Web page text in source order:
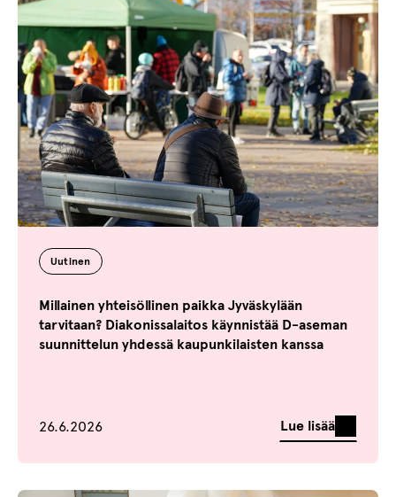
Uutinen
Millainen yhteisöllinen paikka Jyväskylään
tarvitaan? Diakonissalaitos käynnistää D-aseman
suunnittelun yhdessä kaupunkilaisten kanssa
Julkaistu
26.6.2026 Lue lisää